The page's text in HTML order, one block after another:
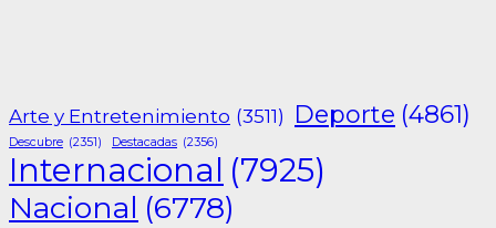
Arte y Entretenimiento (3511) Deporte (4861)
Descubre (2351) Destacadas (2356)
Internacional (7925)
Nacional (6778)